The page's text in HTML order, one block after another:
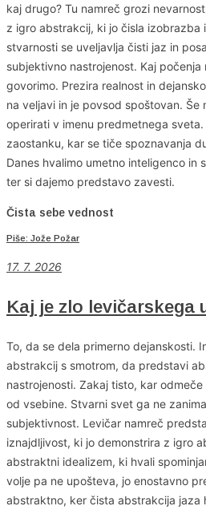
kaj drugo? Tu namreč grozi
z igro abstrakcij, ki jo čisla izobrazba
stvarnosti se uveljavlja čisti jaz in
subjektivno nastrojenost. Kaj
govorimo. Prezira realnost in
na veljavi in je povsod spoštovan. Še
operirati v imenu predmetnega
zaostanku, kar se tiče spoznavanja
Danes hvalimo umetno inteligenco in
ter si dajemo predstavo zavesti.
Čista sebe vednost
Piše: Jože Požar
17. 7. 2026
Kaj je zlo levičarskega
To, da se dela primerno dejanskosti.
abstrakcij s smotrom, da predstavi
nastrojenosti. Zakaj tisto, kar
od vsebine. Stvarni svet ga ne
subjektivnost. Levičar namreč
iznajdljivost, ki jo demonstrira z igro
abstraktni idealizem, ki hvali
volje pa ne upošteva, jo enostavno
abstraktno, ker čista abstrakcija jaza